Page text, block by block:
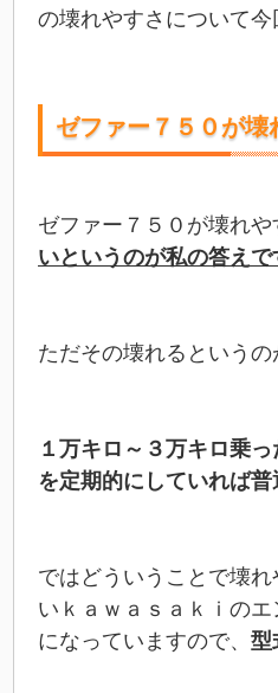
の壊れやすさについて今
ゼファー７５０が壊
ゼファー７５０が壊れや
いというのが私の答えで
ただその壊れるという
１万キロ～３万キロ乗
を定期的にしていれば普
ではどういうことで壊
いｋａｗａｓａｋｉの
になっていますので、 型